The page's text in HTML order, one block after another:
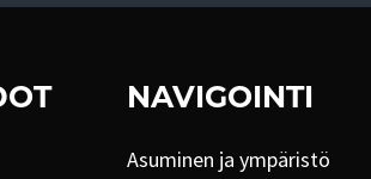
NAVIGOINTI
Asuminen ja ympäristö